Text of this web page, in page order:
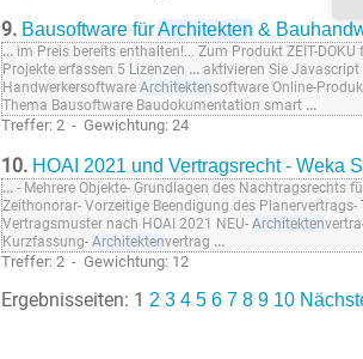
9. Bausoftware fürArchitekten &
... im Preis bereits enthalten!... Zum Produkt ZEIT-DOKU
Projekte erfassen 5 Lizenzen ... aktivieren Sie
Handwerkersoftware Architektensoftware Online-
Thema Bausoftware Baudokumentation smart ...
Treffer: 2 - Gewichtung: 24
10. HOAI 2021 und Vertragsrecht - Weka
... - Mehrere Objekte- Grundlagen des Nachtragsrechts
Zeithonorar- Vorzeitige Beendigung des Planervertrags-
Vertragsmuster nach HOAI 2021 NEU- Architekten
Kurzfassung- Architektenvertrag ...
Treffer: 2 - Gewichtung: 12
Ergebnisseiten: 1 2 3 4 5 6 7 8 9 10